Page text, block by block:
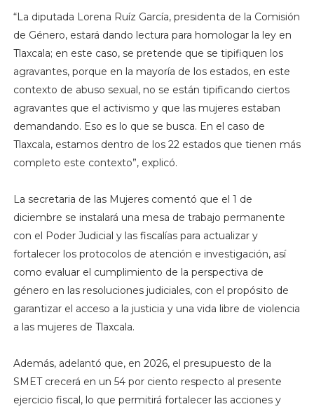
“La diputada Lorena Ruíz García, presidenta de la Comisión
de Género, estará dando lectura para homologar la ley en
Tlaxcala; en este caso, se pretende que se tipifiquen los
agravantes, porque en la mayoría de los estados, en este
contexto de abuso sexual, no se están tipificando ciertos
agravantes que el activismo y que las mujeres estaban
demandando. Eso es lo que se busca. En el caso de
Tlaxcala, estamos dentro de los 22 estados que tienen más
completo este contexto”, explicó.
La secretaria de las Mujeres comentó que el 1 de
diciembre se instalará una mesa de trabajo permanente
con el Poder Judicial y las fiscalías para actualizar y
fortalecer los protocolos de atención e investigación, así
como evaluar el cumplimiento de la perspectiva de
género en las resoluciones judiciales, con el propósito de
garantizar el acceso a la justicia y una vida libre de violencia
a las mujeres de Tlaxcala.
Además, adelantó que, en 2026, el presupuesto de la
SMET crecerá en un 54 por ciento respecto al presente
ejercicio fiscal, lo que permitirá fortalecer las acciones y